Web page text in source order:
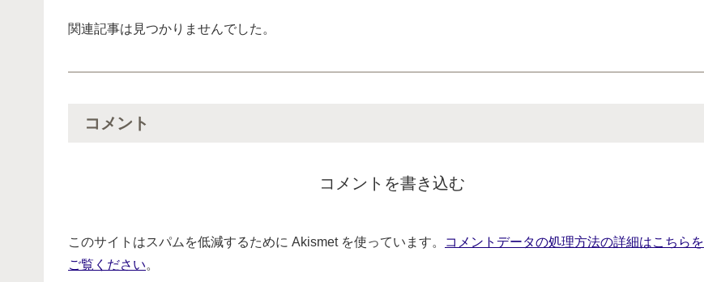
関連記事は見つかりませんでした。
コメント
コメントを書き込む
このサイトはスパムを低減するために Akismet を使っています。
コメントデータの処理方法の詳細はこちらを
ご覧ください。